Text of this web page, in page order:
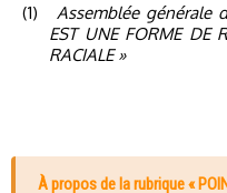
(1)
Assemblée générale
EST UNE FORME DE
RACIALE »
À propos de la rubrique «